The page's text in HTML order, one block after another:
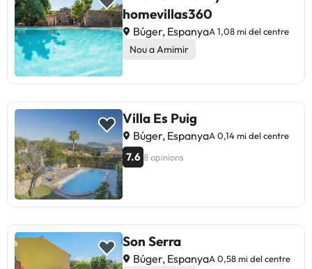
homevillas360
Búger, EspanyaA 1,08 mi del centre
Nou a Amimir
Villa Es Puig
Búger, EspanyaA 0,14 mi del centre
7.6 8 opinions
Son Serra
Búger, EspanyaA 0,58 mi del centre